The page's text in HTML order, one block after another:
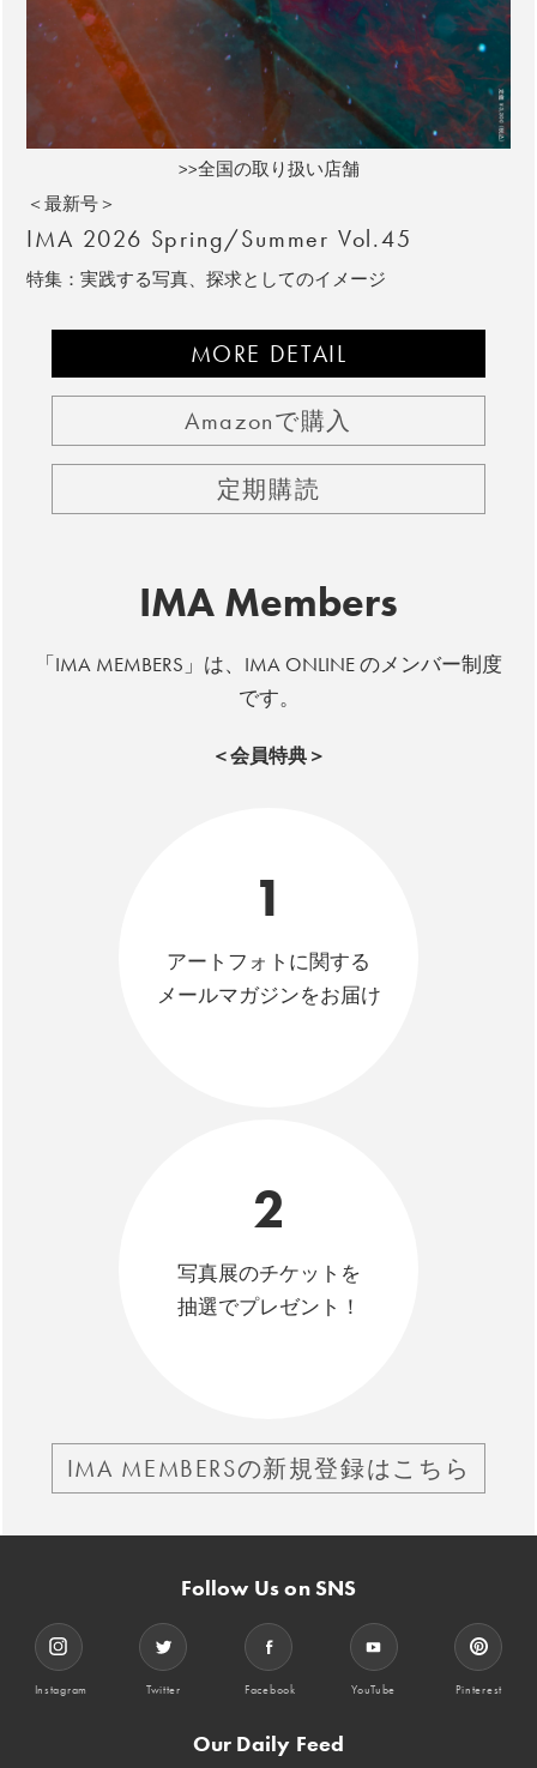
>>全国の取り扱い店舗
＜最新号＞
IMA 2026 Spring/Summer Vol.45
特集：実践する写真、探求としてのイメージ
MORE DETAIL
Amazonで購入
定期購読
IMA Members
「IMA MEMBERS」は、IMA ONLINE のメンバー制度
です。
＜会員特典＞
1
アートフォトに関する
メールマガジンをお届け
2
写真展のチケットを
抽選でプレゼント！
IMA MEMBERSの新規登録はこちら
Follow Us on SNS
Instagram Twitter Facebook YouTube Pinterest
Our Daily Feed